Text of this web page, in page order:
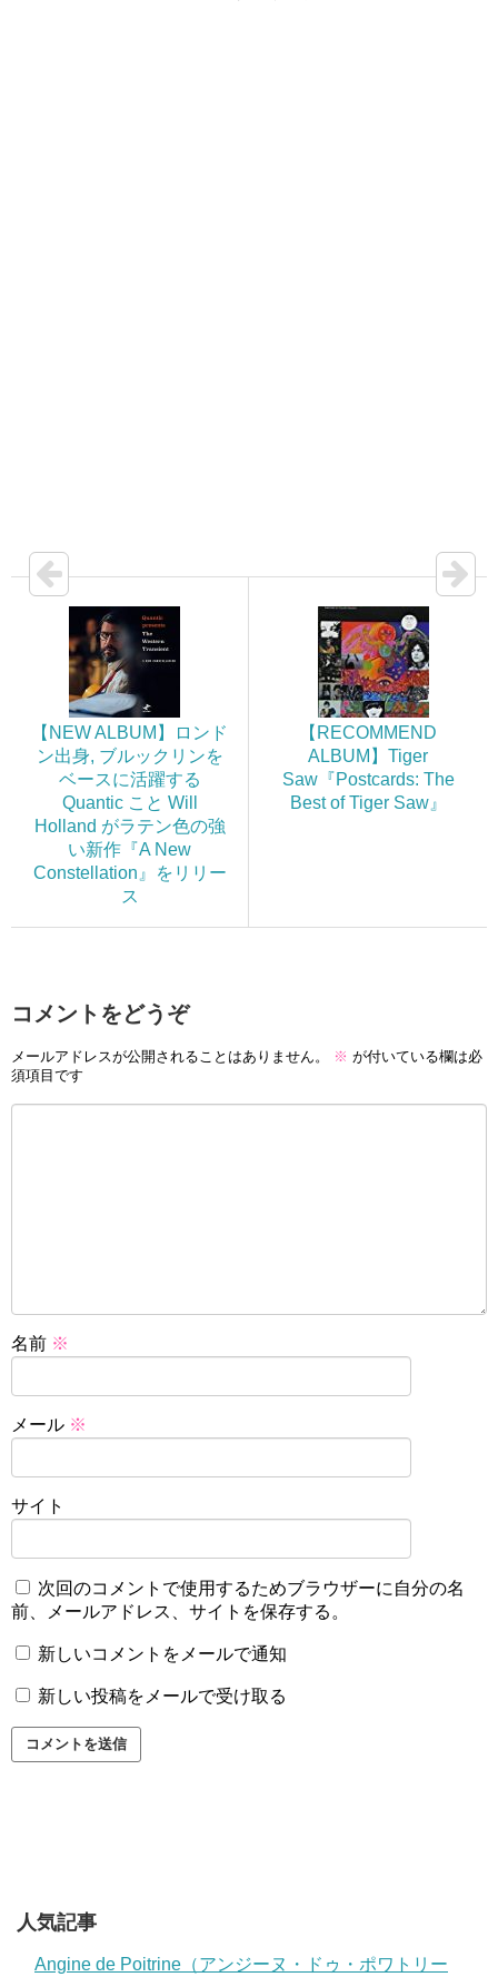
【NEW ALBUM】ロンド
ン出身, ブルックリンを
ベースに活躍する
Quantic こと Will
Holland がラテン色の強
い新作『A New
Constellation』をリリー
ス
【RECOMMEND
ALBUM】Tiger
Saw『Postcards: The
Best of Tiger Saw』
コメントをどうぞ
メールアドレスが公開されることはありません。 ※ が付いている欄は必
須項目です
名前 ※
メール ※
サイト
次回のコメントで使用するためブラウザーに自分の名
前、メールアドレス、サイトを保存する。
新しいコメントをメールで通知
新しい投稿をメールで受け取る
人気記事
Angine de Poitrine（アンジーヌ・ドゥ・ポワトリー